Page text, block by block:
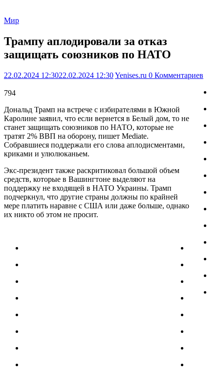
Мир
Трампу аплодировали за отказ
защищать союзников по НАТО
22.02.2024 12:3022.02.2024 12:30Yenises.ru 0 Комментариев
794
Дональд Трамп на встрече с избирателями в Южной
Каролине заявил, что если вернется в Белый дом, то не
станет защищать союзников по НАТО, которые не
тратят 2% ВВП на оборону, пишет Mediate.
Собравшиеся поддержали его слова аплодисментами,
криками и улюлюканьем.
Экс-президент также раскритиковал большой объем
средств, которые в Вашингтоне выделяют на
поддержку не входящей в НАТО Украины. Трамп
подчеркнул, что другие страны должны по крайней
мере платить наравне с США или даже больше, однако
их никто об этом не просит.